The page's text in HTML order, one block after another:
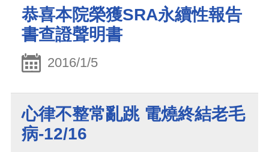
恭喜本院榮獲SRA永續性報告
書查證聲明書
2016/1/5
心律不整常亂跳 電燒終結老毛
病-12/16